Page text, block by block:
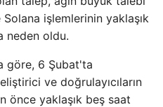
Solana işlemlerinin yaklaşık
neden oldu.
göre, 6 Şubat'ta
ve doğrulayıcıların
önce yaklaşık beş saat